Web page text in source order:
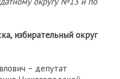
избирательный округ
– депутат